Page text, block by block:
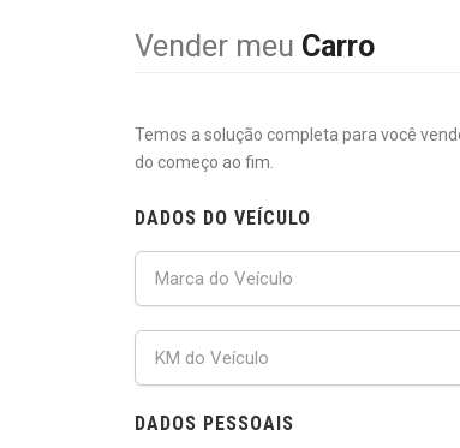
Vender meu Carro
Temos a solução completa para você
do começo ao fim.
DADOS DO VEÍCULO
DADOS PESSOAIS